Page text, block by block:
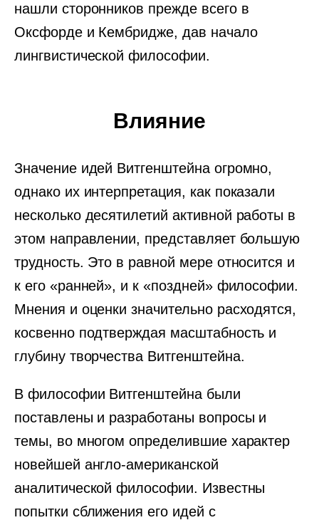
нашли сторонников прежде всего в
Оксфорде и Кембридже, дав начало
лингвистической философии.
Влияние
Значение идей Витгенштейна огромно,
однако их интерпретация, как показали
несколько десятилетий активной работы в
этом направлении, представляет большую
трудность. Это в равной мере относится и
к его «ранней», и к «поздней» философии.
Мнения и оценки значительно расходятся,
косвенно подтверждая масштабность и
глубину творчества Витгенштейна.
В философии Витгенштейна были
поставлены и разработаны вопросы и
темы, во многом определившие характер
новейшей англо-американской
аналитической философии. Известны
попытки сближения его идей с